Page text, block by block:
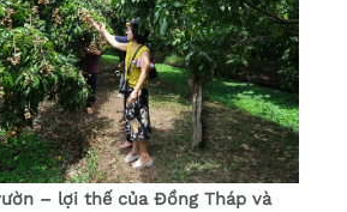
– lợi thế của Đồng Tháp và